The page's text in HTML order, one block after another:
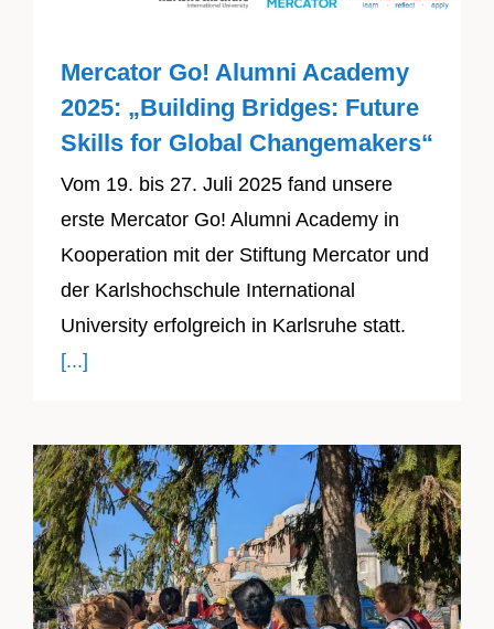
Mercator Go! Alumni Academy
2025: „Building Bridges: Future
Skills for Global Changemakers“
Vom 19. bis 27. Juli 2025 fand unsere
erste Mercator Go! Alumni Academy in
Kooperation mit der Stiftung Mercator und
der Karlshochschule International
University erfolgreich in Karlsruhe statt.
[...]